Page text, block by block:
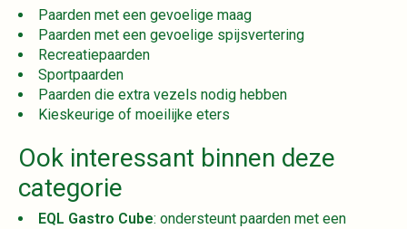
Paarden met een gevoelige maag
Paarden met een gevoelige spijsvertering
Recreatiepaarden
Sportpaarden
Paarden die extra vezels nodig hebben
Kieskeurige of moeilijke eters
Ook interessant binnen deze
categorie
EQL Gastro Cube: ondersteunt paarden met een